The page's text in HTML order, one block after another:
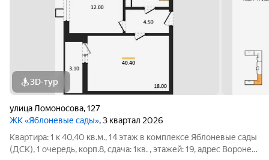
3D-тур
улица Ломоносова,127
ЖК «Яблоневые сады», 3 квартал 2026
Квартира: 1 к 40,40 кв.м., 14 этаж в комплексе Яблоневые сады
(ДСК), 1 очередь, корп.8, сдача: 1кв. , этажей: 19, адрес Воронеж